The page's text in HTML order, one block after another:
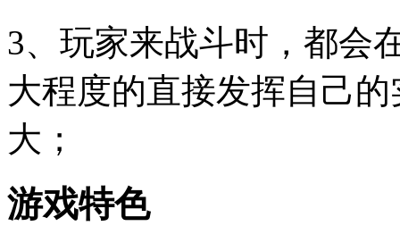
3、玩家来战斗时，都会
大程度的直接发挥自己
大；
游戏特色